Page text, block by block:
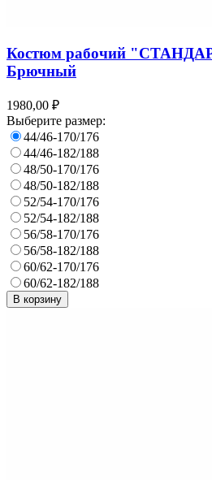
Костюм рабочий
Брючный
1980,00 ₽
Выберите размер:
44/46-170/176
44/46-182/188
48/50-170/176
48/50-182/188
52/54-170/176
52/54-182/188
56/58-170/176
56/58-182/188
60/62-170/176
60/62-182/188
В корзину